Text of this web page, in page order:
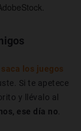
saca los juegos
Si te apetece
y llévalo al
ese día no